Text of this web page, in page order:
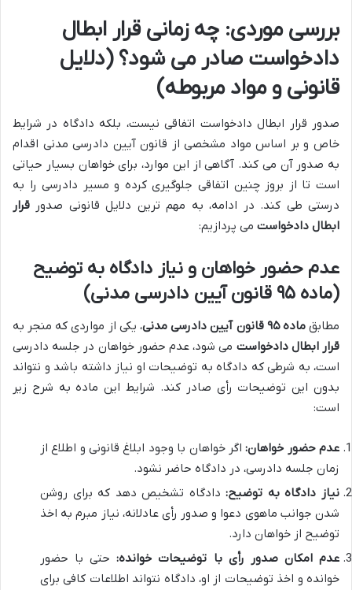
بررسی موردی: چه زمانی قرار ابطال
دادخواست صادر می شود؟ (دلایل
قانونی و مواد مربوطه)
صدور قرار ابطال دادخواست اتفاقی نیست، بلکه دادگاه در شرایط
خاص و بر اساس مواد مشخصی از قانون آیین دادرسی مدنی اقدام
به صدور آن می کند. آگاهی از این موارد، برای خواهان بسیار حیاتی
است تا از بروز چنین اتفاقی جلوگیری کرده و مسیر دادرسی را به
درستی طی کند. در ادامه، به مهم ترین دلایل قانونی صدور قرار
ابطال دادخواست می پردازیم:
عدم حضور خواهان و نیاز دادگاه به توضیح
(ماده ۹۵ قانون آیین دادرسی مدنی)
مطابقماده ۹۵ قانون آیین دادرسی مدنی
، یکی از مواردی که منجر به
قرار ابطال دادخواست می شود، عدم حضور خواهان در جلسه دادرسی
است، به شرطی که دادگاه به توضیحات او نیاز داشته باشد و نتواند
بدون این توضیحات رأی صادر کند. شرایط این ماده به شرح زیر
است:
عدم حضور خواهان:اگر خواهان با وجود ابلاغ قانونی و اطلاع از
زمان جلسه دادرسی، در دادگاه حاضر نشود.
نیاز دادگاه به توضیح:دادگاه تشخیص دهد که برای روشن
شدن جوانب ماهوی دعوا و صدور رأی عادلانه، نیاز مبرم به اخذ
توضیح از خواهان دارد.
عدم امکان صدور رأی با توضیحات خوانده:حتی با حضور
خوانده و اخذ توضیحات از او، دادگاه نتواند اطلاعات کافی برای